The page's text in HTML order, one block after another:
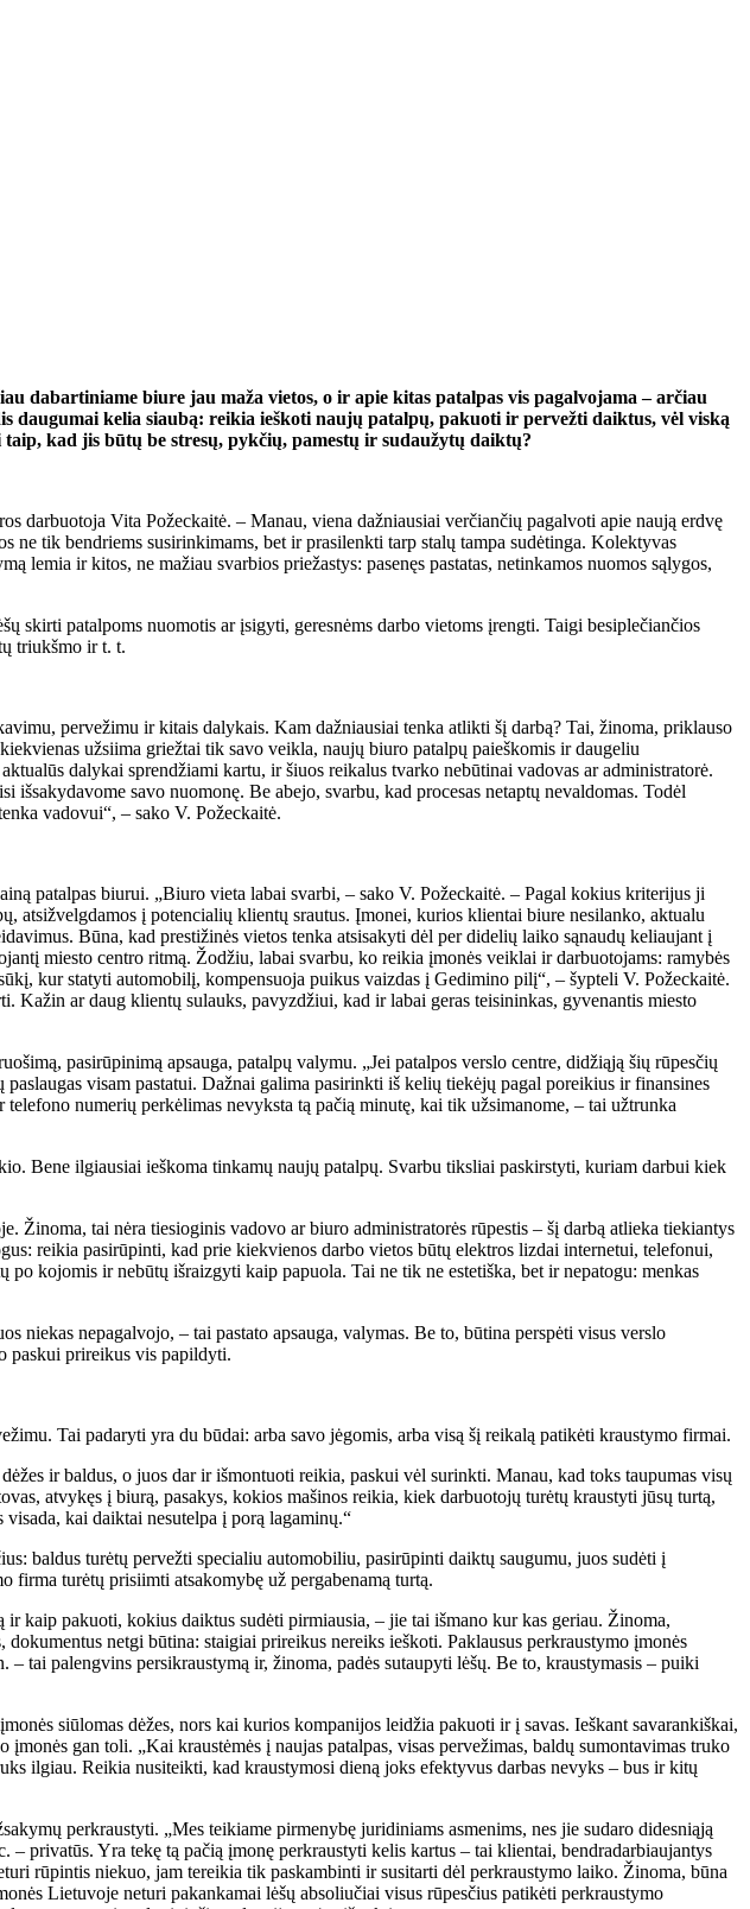
dabartiniame biure jau maža vietos, o ir apie kitas patalpas vis pagalvojama – arčiau
daugumai kelia siaubą: reikia ieškoti naujų patalpų, pakuoti ir pervežti daiktus, vėl viską
kad jis būtų be stresų, pykčių, pamestų ir sudaužytų daiktų?
darbuotoja Vita Požeckaitė. – Manau, viena dažniausiai verčiančių pagalvoti apie naują erdvę
ne tik bendriems susirinkimams, bet ir prasilenkti tarp stalų tampa sudėtinga. Kolektyvas
lemia ir kitos, ne mažiau svarbios priežastys: pasenęs pastatas, netinkamos nuomos sąlygos,
skirti patalpoms nuomotis ar įsigyti, geresnėms darbo vietoms įrengti. Taigi besiplečiančios
triukšmo ir t. t.
pervežimu ir kitais dalykais. Kam dažniausiai tenka atlikti šį darbą? Tai, žinoma, priklauso
užsiima griežtai tik savo veikla, naujų biuro patalpų paieškomis ir daugeliu
dalykai sprendžiami kartu, ir šiuos reikalus tvarko nebūtinai vadovas ar administratorė.
savo nuomonę. Be abejo, svarbu, kad procesas netaptų nevaldomas. Todėl
vadovui“, – sako V. Požeckaitė.
patalpas biurui. „Biuro vieta labai svarbi, – sako V. Požeckaitė. – Pagal kokius kriterijus ji
atsižvelgdamos į potencialių klientų srautus. Įmonei, kurios klientai biure nesilanko, aktualu
Būna, kad prestižinės vietos tenka atsisakyti dėl per didelių laiko sąnaudų keliaujant į
miesto centro ritmą. Žodžiu, labai svarbu, ko reikia įmonės veiklai ir darbuotojams: ramybės
kur statyti automobilį, kompensuoja puikus vaizdas į Gedimino pilį“, – šypteli V. Požeckaitė.
Kažin ar daug klientų sulauks, pavyzdžiui, kad ir labai geras teisininkas, gyvenantis miesto
pasirūpinimą apsauga, patalpų valymu. „Jei patalpos verslo centre, didžiąją šių rūpesčių
visam pastatui. Dažnai galima pasirinkti iš kelių tiekėjų pagal poreikius ir finansines
numerių perkėlimas nevyksta tą pačią minutę, kai tik užsimanome, – tai užtrunka
Bene ilgiausiai ieškoma tinkamų naujų patalpų. Svarbu tiksliai paskirstyti, kuriam darbui kiek
tai nėra tiesioginis vadovo ar biuro administratorės rūpestis – šį darbą atlieka tiekiantys
reikia pasirūpinti, kad prie kiekvienos darbo vietos būtų elektros lizdai internetui, telefonui,
kojomis ir nebūtų išraizgyti kaip papuola. Tai ne tik ne estetiška, bet ir nepatogu: menkas
niekas nepagalvojo, – tai pastato apsauga, valymas. Be to, būtina perspėti visus verslo
paskui prireikus vis papildyti.
Tai padaryti yra du būdai: arba savo jėgomis, arba visą šį reikalą patikėti kraustymo firmai.
ir baldus, o juos dar ir išmontuoti reikia, paskui vėl surinkti. Manau, kad toks taupumas visų
atvykęs į biurą, pasakys, kokios mašinos reikia, kiek darbuotojų turėtų kraustyti jūsų turtą,
kai daiktai nesutelpa į porą lagaminų.“
baldus turėtų pervežti specialiu automobiliu, pasirūpinti daiktų saugumu, juos sudėti į
firma turėtų prisiimti atsakomybę už pergabenamą turtą.
kaip pakuoti, kokius daiktus sudėti pirmiausia, – jie tai išmano kur kas geriau. Žinoma,
netgi būtina: staigiai prireikus nereiks ieškoti. Paklausus perkraustymo įmonės
tai palengvins persikraustymą ir, žinoma, padės sutaupyti lėšų. Be to, kraustymasis – puiki
siūlomas dėžes, nors kai kurios kompanijos leidžia pakuoti ir į savas. Ieškant savarankiškai,
gan toli. „Kai kraustėmės į naujas patalpas, visas pervežimas, baldų sumontavimas truko
ilgiau. Reikia nusiteikti, kad kraustymosi dieną joks efektyvus darbas nevyks – bus ir kitų
perkraustyti. „Mes teikiame pirmenybę juridiniams asmenims, nes jie sudaro didesniąją
privatūs. Yra tekę tą pačią įmonę perkraustyti kelis kartus – tai klientai, bendradarbiaujantys
rūpintis niekuo, jam tereikia tik paskambinti ir susitarti dėl perkraustymo laiko. Žinoma, būna
Lietuvoje neturi pakankamai lėšų absoliučiai visus rūpesčius patikėti perkraustymo